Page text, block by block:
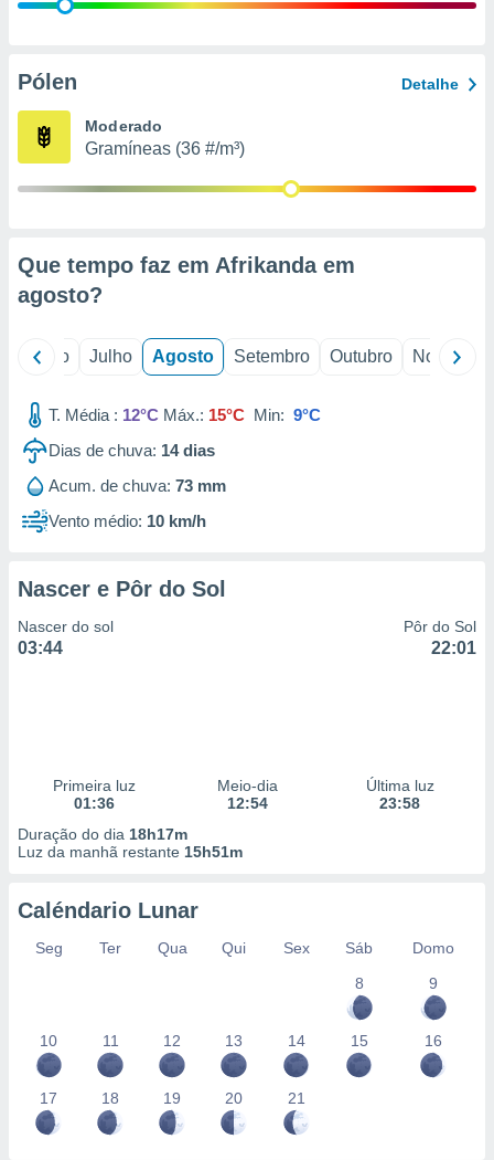
e
de
Pólen Detalhe
Moderado
Gramíneas (36 #/m³)
Que tempo faz em Afrikanda em
agosto?
Junho Julho Agosto Setembro Outubro Novembro
T. Média : 12°C Máx.: 15°C Min: 9°C
Dias de chuva: 14dias
Acum. de chuva: 73 mm
Vento médio: 10 km/h
Nascer e Pôr do Sol
Nascer do sol
03:44
Pôr do Sol
22:01
Primeira luz
01:36
Meio-dia
12:54
Última luz
23:58
Duração do dia 18h17m
Luz da manhã restante 15h51m
Caléndario Lunar
Seg Ter Qua Qui Sex Sáb
Domo
8
9
10 11 12 13 14 15 16
17 18 19 20 21